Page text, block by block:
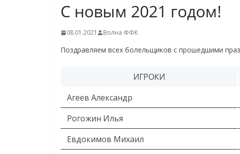
С новым 2021 годом!
08.01.2021 Волна ФФК
Поздравляем всех болельщиков с прошедшими
ИГРОКИ
Агеев Александр
Рогожин Илья
Евдокимов Михаил